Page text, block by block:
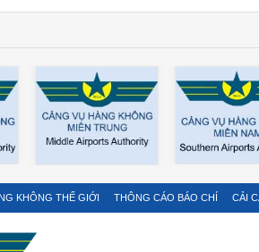
KHÔNG THẾ GIỚI THÔNG CÁO BÁO CHÍ CẢI